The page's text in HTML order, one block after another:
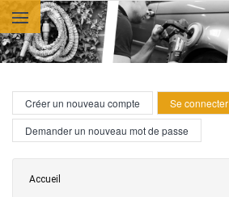
Aller au contenu principal
Onglets principaux
Créer un nouveau compte Se connecter
Demander un nouveau mot de passe
Vous êtes ici
Accueil